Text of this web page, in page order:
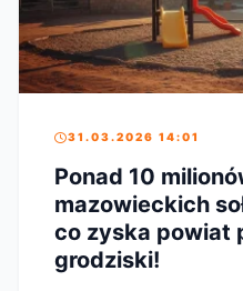
31.03.2026 14:01
Ponad 10
mazowieckich
co zyska powiat
grodziski!